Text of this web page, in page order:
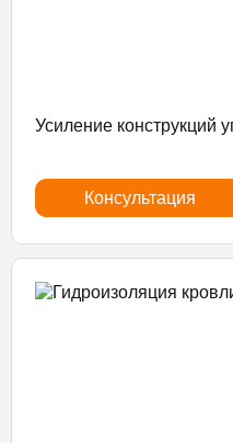
Усиление конструкций
Консультация